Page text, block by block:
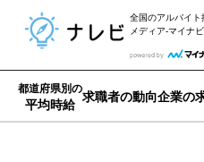
全国のアルバイト
メディア-マイナ
都道府県別の
平均時給
求職者の動向企業の